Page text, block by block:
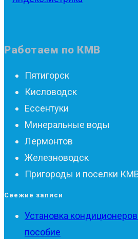
Работаем по КМВ
Пятигорск
Кисловодск
Ессентуки
Минеральные воды
Лермонтов
Железноводск
Пригороды и поселки
Свежие записи
Установка
пособие